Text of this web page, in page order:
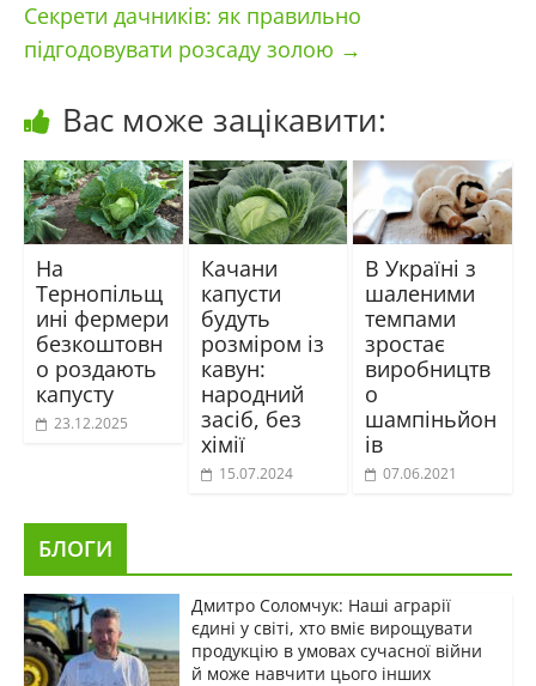
Секрети дачників: як правильно
підгодовувати розсаду золою →
Вас може зацікавити:
На
Тернопільщ
ині фермери
безкоштовн
о роздають
капусту
23.12.2025
Качани
капусти
будуть
розміром із
кавун:
народний
засіб, без
хімії
15.07.2024
В Україні з
шаленими
темпами
зростає
виробництв
о
шампіньйон
ів
07.06.2021
БЛОГИ
Дмитро Соломчук: Наші аграрії
єдині у світі, хто вміє вирощувати
продукцію в умовах сучасної війни
й може навчити цього інших